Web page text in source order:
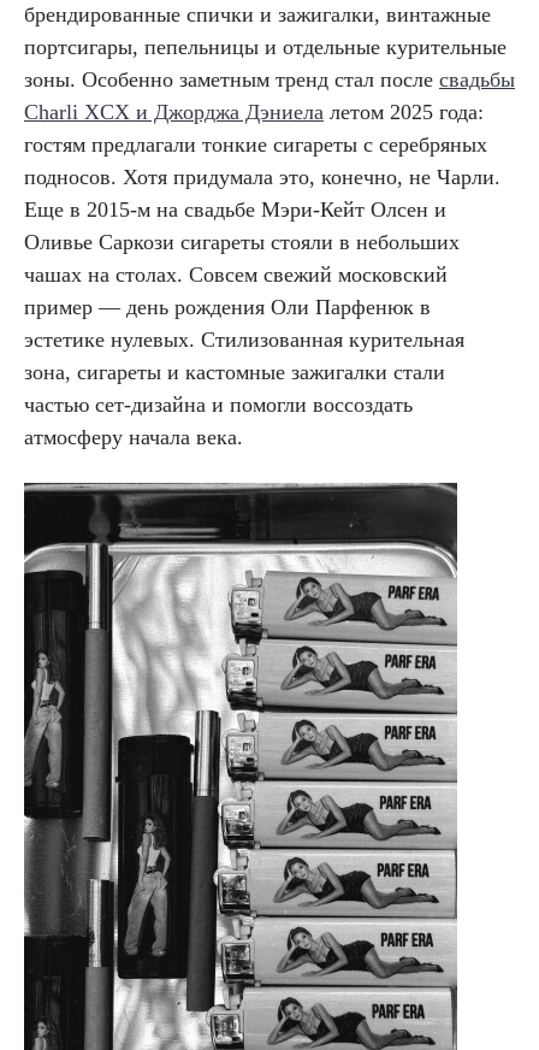
брендированные спички и зажигалки, винтажные
портсигары, пепельницы и отдельные курительные
зоны. Особенно заметным тренд стал после свадьбы
Charli XCX и Джорджа Дэниела летом 2025 года:
гостям предлагали тонкие сигареты с серебряных
подносов. Хотя придумала это, конечно, не Чарли.
Еще в 2015-м на свадьбе Мэри-Кейт Олсен и
Оливье Саркози сигареты стояли в небольших
чашах на столах. Совсем свежий московский
пример — день рождения Оли Парфенюк в
эстетике нулевых. Стилизованная курительная
зона, сигареты и кастомные зажигалки стали
частью сет-дизайна и помогли воссоздать
атмосферу начала века.